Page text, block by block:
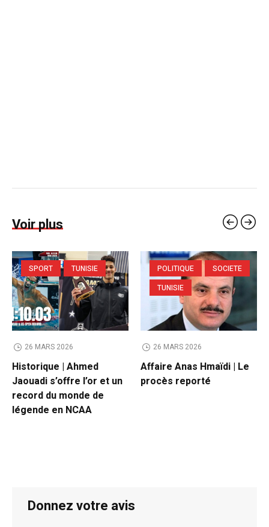
Voir plus
SPORT TUNISIE
26 MARS 2026
Historique | Ahmed
Jaouadi s’offre l’or et un
record du monde de
légende en NCAA
POLITIQUE
SOCIETE
TUNISIE
26 MARS 2026
Affaire Anas Hmaïdi | Le
procès reporté
Donnez votre avis